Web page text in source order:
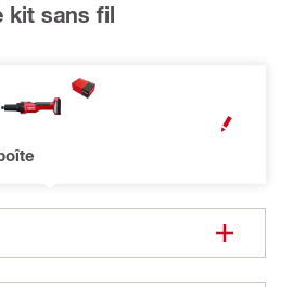
kit sans fil
MODALE